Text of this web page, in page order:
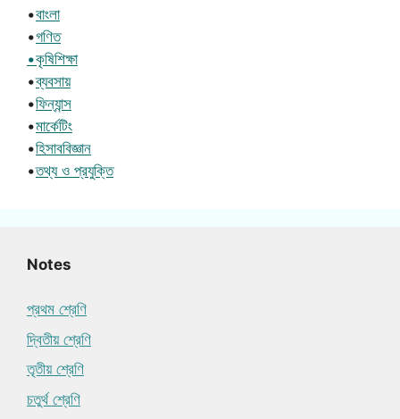
•বাংলা
•গণিত
•কৃষিশিক্ষা
•ব্যবসায়
•ফিন্যান্স
•মার্কেটিং
•হিসাববিজ্ঞান
•তথ্য ও প্রযুক্তি
Notes
প্রথম শ্রেণি
দ্বিতীয় শ্রেণি
তৃতীয় শ্রেণি
চতুর্থ শ্রেণি